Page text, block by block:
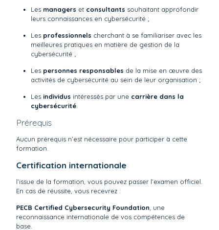
Les managers et consultants souhaitant approfondir
leurs connaissances en cybersécurité ;
Les professionnels cherchant à se familiariser avec les
meilleures pratiques en matière de gestion de la
cybersécurité ;
Les personnes responsables de la mise en œuvre des
activités de cybersécurité au sein de leur organisation ;
Les individus intéressés par une carrière dans la
cybersécurité
Prérequis
Aucun prérequis n’est nécessaire pour participer à cette
formation.
Certification internationale
l’issue de la formation, vous pouvez passer l’examen officiel.
En cas de réussite, vous recevrez :
PECB Certified Cybersecurity Foundation , une
reconnaissance internationale de vos compétences de
base.